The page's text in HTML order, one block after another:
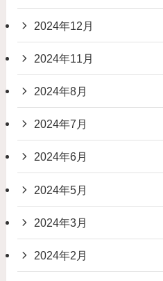
2024年12月
2024年11月
2024年8月
2024年7月
2024年6月
2024年5月
2024年3月
2024年2月